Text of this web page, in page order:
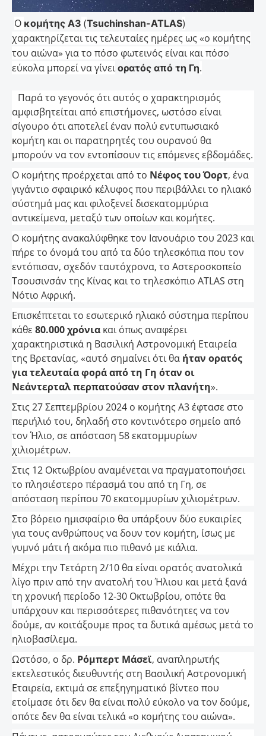
Ο κομήτης A3 (Tsuchinshan-ATLAS)
χαρακτηρίζεται τις τελευταίες ημέρες ως «ο κομήτης
του αιώνα» για το πόσο φωτεινός είναι και πόσο
εύκολα μπορεί να γίνει ορατός από τη Γη.
Παρά το γεγονός ότι αυτός ο χαρακτηρισμός
αμφισβητείται από επιστήμονες, ωστόσο είναι
σίγουρο ότι αποτελεί έναν πολύ εντυπωσιακό
κομήτη και οι παρατηρητές του ουρανού θα
μπορούν να τον εντοπίσουν τις επόμενες εβδομάδες.
Ο κομήτης προέρχεται από το Νέφος του Όορτ, ένα
γιγάντιο σφαιρικό κέλυφος που περιβάλλει το ηλιακό
σύστημά μας και φιλοξενεί δισεκατομμύρια
αντικείμενα, μεταξύ των οποίων και κομήτες.
Ο κομήτης ανακαλύφθηκε τον Ιανουάριο του 2023 και
πήρε το όνομά του από τα δύο τηλεσκόπια που τον
εντόπισαν, σχεδόν ταυτόχρονα, το Αστεροσκοπείο
Τσουσινσάν της Κίνας και το τηλεσκόπιο ATLAS στη
Νότιο Αφρική.
Επισκέπτεται το εσωτερικό ηλιακό σύστημα περίπου
κάθε 80.000 χρόνια και όπως αναφέρει
χαρακτηριστικά η Βασιλική Αστρονομική Εταιρεία
της Βρετανίας, «αυτό σημαίνει ότι θα ήταν ορατός
για τελευταία φορά από τη Γη όταν οι
Νεάντερταλ περπατούσαν στον πλανήτη».
Στις 27 Σεπτεμβρίου 2024 ο κομήτης A3 έφτασε στο
περιήλιό του, δηλαδή στο κοντινότερο σημείο από
τον Ήλιο, σε απόσταση 58 εκατομμυρίων
χιλιομέτρων.
Στις 12 Οκτωβρίου αναμένεται να πραγματοποιήσει
το πλησιέστερο πέρασμά του από τη Γη, σε
απόσταση περίπου 70 εκατομμυρίων χιλιομέτρων.
Στο βόρειο ημισφαίριο θα υπάρξουν δύο ευκαιρίες
για τους ανθρώπους να δουν τον κομήτη, ίσως με
γυμνό μάτι ή ακόμα πιο πιθανό με κιάλια.
Μέχρι την Τετάρτη 2/10 θα είναι ορατός ανατολικά
λίγο πριν από την ανατολή του Ήλιου και μετά ξανά
τη χρονική περίοδο 12-30 Οκτωβρίου, οπότε θα
υπάρχουν και περισσότερες πιθανότητες να τον
δούμε, αν κοιτάξουμε προς τα δυτικά αμέσως μετά το
ηλιοβασίλεμα.
Ωστόσο, ο δρ. Ρόμπερτ Μάσεϊ, αναπληρωτής
εκτελεστικός διευθυντής στη Βασιλική Αστρονομική
Εταιρεία, εκτιμά σε επεξηγηματικό βίντεο που
ετοίμασε ότι δεν θα είναι πολύ εύκολο να τον δούμε,
οπότε δεν θα είναι τελικά «ο κομήτης του αιώνα».